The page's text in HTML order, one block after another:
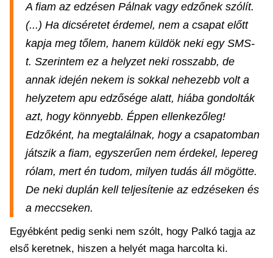
A fiam az edzésen Pálnak vagy edzőnek szólít.
(...) Ha dicséretet érdemel, nem a csapat előtt
kapja meg tőlem, hanem küldök neki egy SMS-
t. Szerintem ez a helyzet neki rosszabb, de
annak idején nekem is sokkal nehezebb volt a
helyzetem apu edzősége alatt, hiába gondolták
azt, hogy könnyebb. Éppen ellenkezőleg!
Edzőként, ha megtalálnak, hogy a csapatomban
játszik a fiam, egyszerűen nem érdekel, lepereg
rólam, mert én tudom, milyen tudás áll mögötte.
De neki duplán kell teljesítenie az edzéseken és
a meccseken.
Egyébként pedig senki nem szólt, hogy Palkó tagja az
első keretnek, hiszen a helyét maga harcolta ki.